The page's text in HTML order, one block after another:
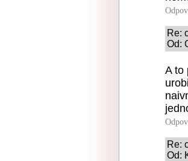
Re:
Od:
A to
Re:
Od: